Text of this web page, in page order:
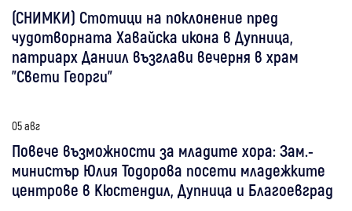
(СНИМКИ) Стотици на поклонение пред
чудотворната Хавайска икона в Дупница,
патриарх Даниил възглави вечерня в храм
"Свети Георги"
05 авг
Повече възможности за младите хора: Зам.-
министър Юлия Тодорова посети младежките
центрове в Кюстендил, Дупница и Благоевград